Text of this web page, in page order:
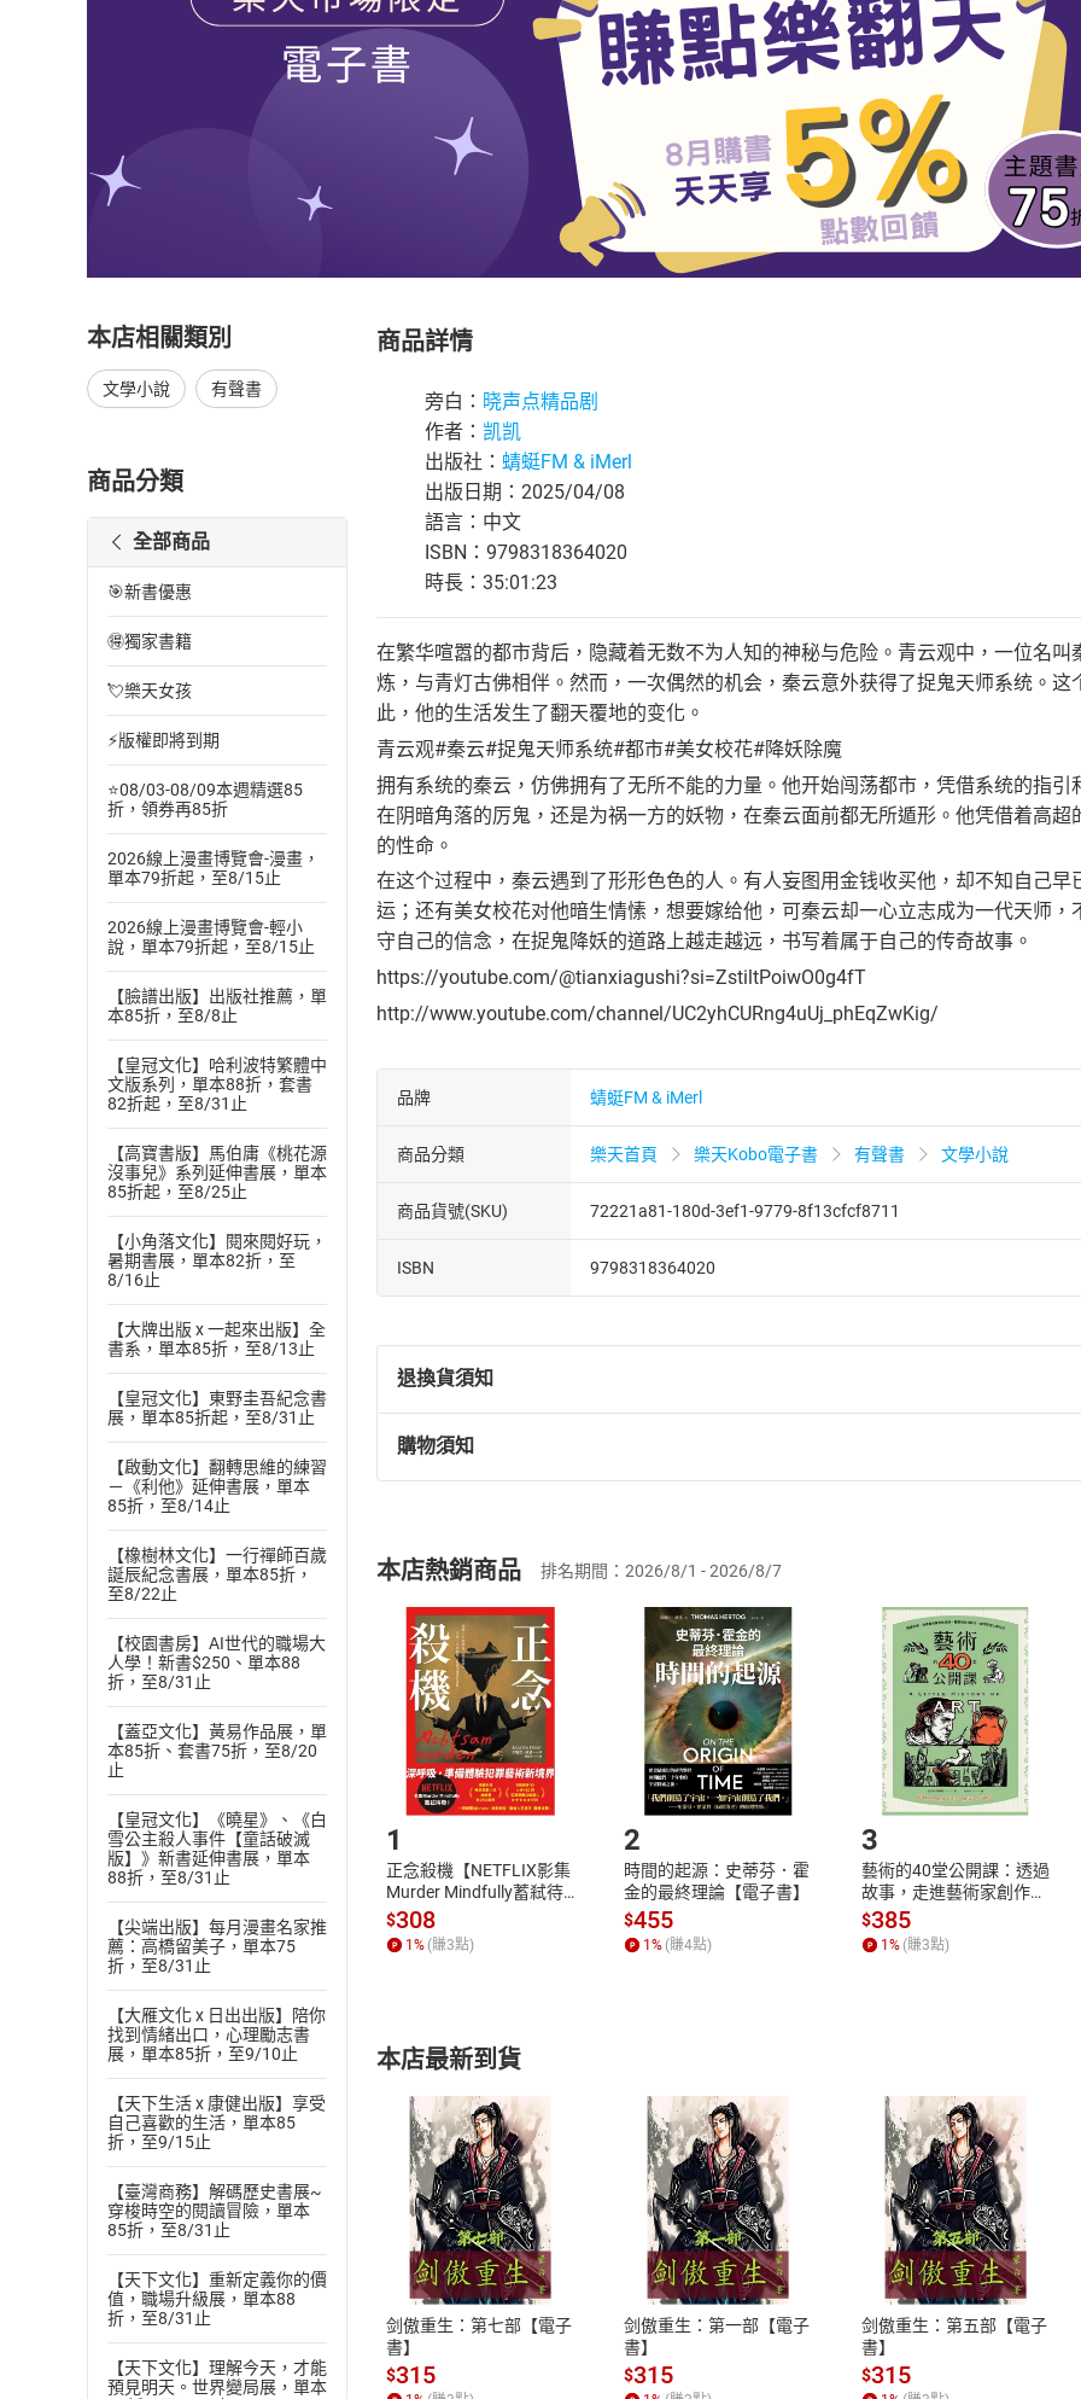
本店相關類別
文學小說 有聲書
商品分類
全部商品
🎯新書優惠
🉐獨家書籍
💘樂天女孩
⚡版權即將到期
⭐08/03-08/09本週精選85
折，領券再85折
2026線上漫畫博覽會-漫畫，
單本79折起，至8/15止
2026線上漫畫博覽會-輕小
說，單本79折起，至8/15止
【臉譜出版】出版社推薦，單
本85折，至8/8止
【皇冠文化】哈利波特繁體中
文版系列，單本88折，套書
82折起，至8/31止
【高寶書版】馬伯庸《桃花源
沒事兒》系列延伸書展，單本
85折起，至8/25止
【小角落文化】閱來閱好玩，
暑期書展，單本82折，至
8/16止
【大牌出版 x 一起來出版】全
書系，單本85折，至8/13止
【皇冠文化】東野圭吾紀念書
展，單本85折起，至8/31止
【啟動文化】翻轉思維的練習
－《利他》延伸書展，單本
85折，至8/14止
【橡樹林文化】一行禪師百歲
誕辰紀念書展，單本85折，
至8/22止
【校園書房】AI世代的職場大
人學！新書$250、單本88
折，至8/31止
【蓋亞文化】黃易作品展，單
本85折、套書75折，至8/20
止
【皇冠文化】《曉星》、《白
雪公主殺人事件【童話破滅
版】》新書延伸書展，單本
88折，至8/31止
【尖端出版】每月漫畫名家推
薦：高橋留美子，單本75
折，至8/31止
【大雁文化 x 日出出版】陪你
找到情緒出口，心理勵志書
展，單本85折，至9/10止
【天下生活 x 康健出版】享受
自己喜歡的生活，單本85
折，至9/15止
【臺灣商務】解碼歷史書展~
穿梭時空的閱讀冒險，單本
85折，至8/31止
【天下文化】重新定義你的價
值，職場升級展，單本88
折，至8/31止
【天下文化】理解今天，才能
預見明天。世界變局展，單本
商品詳情
旁白： 晓声点精品剧
作者： 凯凯
出版社： 蜻蜓FM & iMerl
出版日期：2025/04/08
語言：中文
ISBN：9798318364020
時長：35:01:23
在繁华喧嚣的都市背后，隐藏着无数不为人知的神秘与危险。青云观中，一位名
炼，与青灯古佛相伴。然而，一次偶然的机会，秦云意外获得了捉鬼天师系统。
此，他的生活发生了翻天覆地的变化。
青云观#秦云#捉鬼天师系统#都市#美女校花#降妖除魔
拥有系统的秦云，仿佛拥有了无所不能的力量。他开始闯荡都市，凭借系统的指
在阴暗角落的厉鬼，还是为祸一方的妖物，在秦云面前都无所遁形。他凭借着高
的性命。
在这个过程中，秦云遇到了形形色色的人。有人妄图用金钱收买他，却不知自己
运；还有美女校花对他暗生情愫，想要嫁给他，可秦云却一心立志成为一代天师
守自己的信念，在捉鬼降妖的道路上越走越远，书写着属于自己的传奇故事。
https://youtube.com/@tianxiagushi?si=ZstiltPoiwO0g4fT
http://www.youtube.com/channel/UC2yhCURng4uUj_phEqZwKig/
品牌 蜻蜓FM & iMerl
商品分類 樂天首頁 樂天Kobo電子書 有聲書 文學小說
商品貨號(SKU) 72221a81-180d-3ef1-9779-8f13cfcf8711
ISBN 9798318364020
退換貨須知
退換貨規定：
(一)依消費者保護法第19條第1項後段暨通訊交易解除權合理例外情事適用
(二)消費者訂購本店鋪之商品即代表知悉本店鋪所銷售之商品為電子書，
且已下載/存取電子書，不得請求退貨退款。
退貨方式：您欲取消訂單或辦理退貨時，請登入樂天市場，並於「我的訂單
貨」，本店鋪將依您的申請進行審核，待審核通過後將為您辦理退款事宜。
請注意，樂天市場須以整筆訂單為單位進行取消/退貨，恕無法以單支商品取
購物須知
挑選商品
Choose
放入購物車
Shopping cart
登入帳號
Login
購書後，如何開始使用？
Step1.選擇閱讀載具 Step2.登入
付款方式
ATM轉帳、信用卡、LINE PAY、AFTEE
退換貨規範
本店是否提供消費者保護法七日猶
之權利，遽消費者保護法及通訊交
除權合理例外情事適用準則，依商
質各有不同規定。詳細退換貨說明
本店熱銷商品 排名期間：2026/8/1 - 2026/8/7
1
正念殺機【NETFLIX影集
Murder Mindfully蓄弒待
發】【電子書】
$308
1 % (賺3點)
2
時間的起源：史蒂芬．霍
金的最終理論【電子書】
$455
1 % (賺4點)
3
藝術的40堂公開課：透過
故事，走進藝術家創作現
場，看藝術如何誕生、如
何形塑人類生活【電子
書】
$385
1 % (賺3點)
本店最新到貨
剑傲重生：第七部【電子
書】
$315
剑傲重生：第一部【電子
書】
$315
剑傲重生：第五部【電子
書】
$315